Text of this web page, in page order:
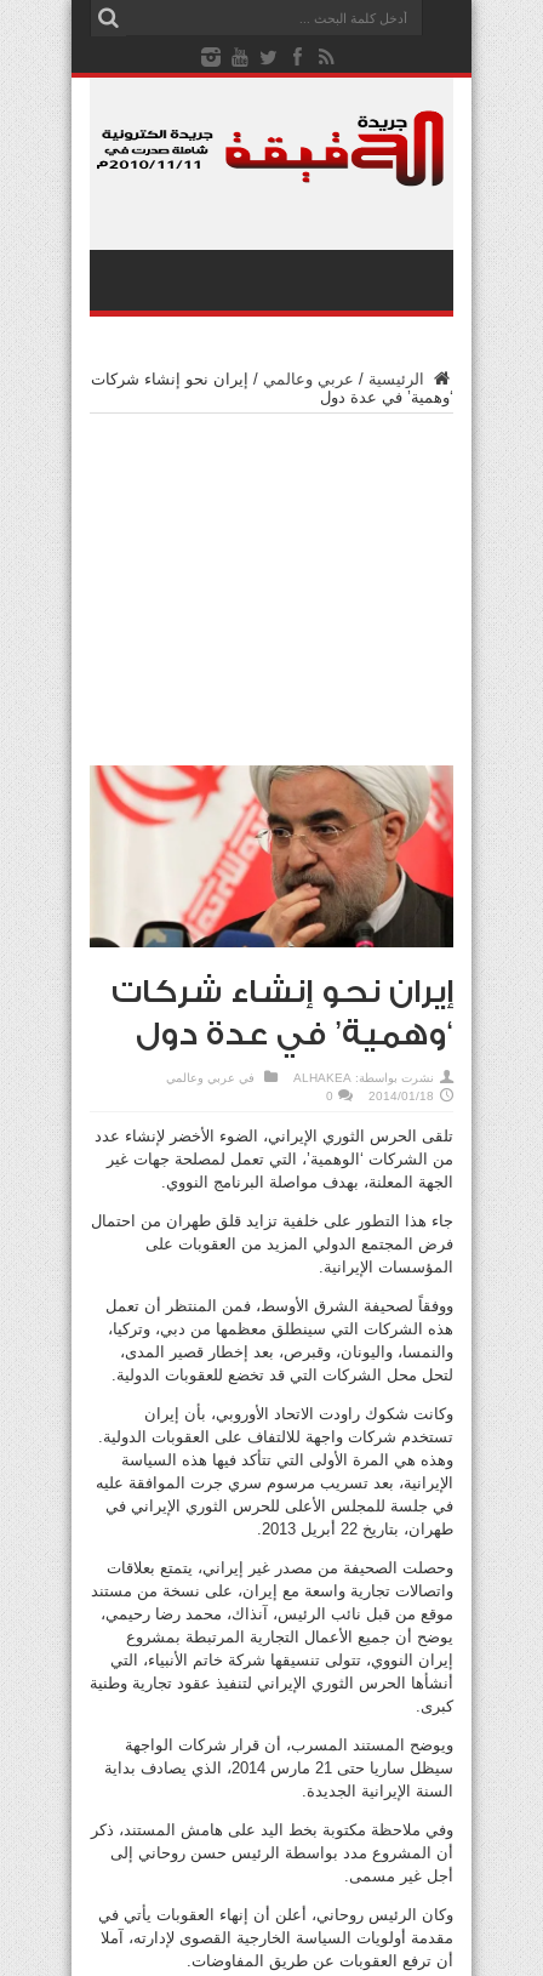
الرئيسية / عربي وعالمي / إيران نحو إنشاء شركات
‘وهمية’ في عدة دول
إيران نحو إنشاء شركات
‘وهمية’ في عدة دول
نشرت بواسطة: ALHAKEA في عربي وعالمي
2014/01/18
0
تلقى الحرس الثوري الإيراني، الضوء الأخضر لإنشاء عدد
من الشركات ‘الوهمية’، التي تعمل لمصلحة جهات غير
الجهة المعلنة، بهدف مواصلة البرنامج النووي.
جاء هذا التطور على خلفية تزايد قلق طهران من احتمال
فرض المجتمع الدولي المزيد من العقوبات على
المؤسسات الإيرانية.
ووفقاً لصحيفة الشرق الأوسط، فمن المنتظر أن تعمل
هذه الشركات التي سينطلق معظمها من دبي، وتركيا،
والنمسا، واليونان، وقبرص، بعد إخطار قصير المدى،
لتحل محل الشركات التي قد تخضع للعقوبات الدولية.
وكانت شكوك راودت الاتحاد الأوروبي، بأن إيران
تستخدم شركات واجهة للالتفاف على العقوبات الدولية.
وهذه هي المرة الأولى التي تتأكد فيها هذه السياسة
الإيرانية، بعد تسريب مرسوم سري جرت الموافقة عليه
في جلسة للمجلس الأعلى للحرس الثوري الإيراني في
طهران، بتاريخ 22 أبريل 2013.
وحصلت الصحيفة من مصدر غير إيراني، يتمتع بعلاقات
واتصالات تجارية واسعة مع إيران، على نسخة من مستند
موقع من قبل نائب الرئيس، آنذاك، محمد رضا رحيمي،
يوضح أن جميع الأعمال التجارية المرتبطة بمشروع
إيران النووي، تتولى تنسيقها شركة خاتم الأنبياء، التي
أنشأها الحرس الثوري الإيراني لتنفيذ عقود تجارية وطنية
كبرى.
ويوضح المستند المسرب، أن قرار شركات الواجهة
سيظل ساريا حتى 21 مارس 2014، الذي يصادف بداية
السنة الإيرانية الجديدة.
وفي ملاحظة مكتوبة بخط اليد على هامش المستند، ذكر
أن المشروع مدد بواسطة الرئيس حسن روحاني إلى
أجل غير مسمى.
وكان الرئيس روحاني، أعلن أن إنهاء العقوبات يأتي في
مقدمة أولويات السياسة الخارجية القصوى لإدارته، آملا
أن ترفع العقوبات عن طريق المفاوضات.